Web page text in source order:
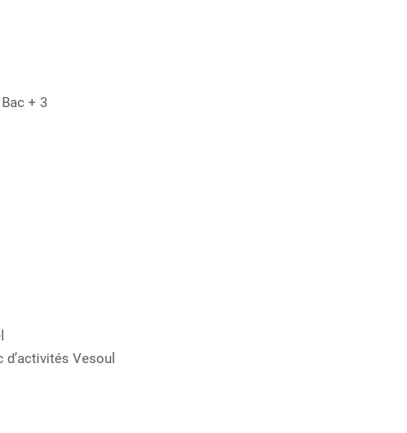
+ 3
Vesoul